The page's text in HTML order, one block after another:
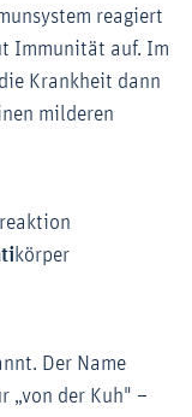
reagiert
Immunität auf. Im
Krankheit dann
milderen
körper
Der Name
„von der Kuh" –